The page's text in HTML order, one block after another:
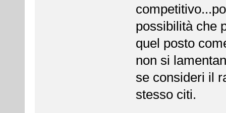
possibilità che
quel posto
non si
se consideri il
stesso citi.